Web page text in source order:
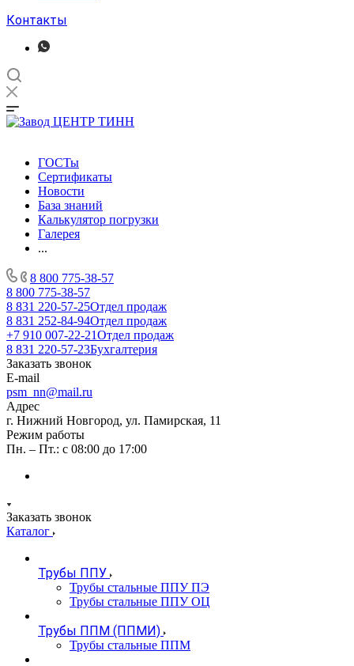
Контакты
ГОСТы
Сертификаты
Новости
База знаний
Калькулятор погрузки
Галерея
...
8 800 775-38-57
8 800 775-38-57
8 831 220-57-25Отдел продаж
8 831 252-84-94Отдел продаж
+7 910 007-22-21Отдел продаж
8 831 220-57-23Бухгалтерия
Заказать звонок
E-mail
psm_nn@mail.ru
Адрес
г. Нижний Новгород, ул. Памирская, 11
Режим работы
Пн. – Пт.: с 08:00 до 17:00
Заказать звонок
Каталог
Трубы ППУ
Трубы стальные ППУ ПЭ
Трубы стальные ППУ ОЦ
Трубы ППМ (ППМИ)
Трубы стальные ППМ